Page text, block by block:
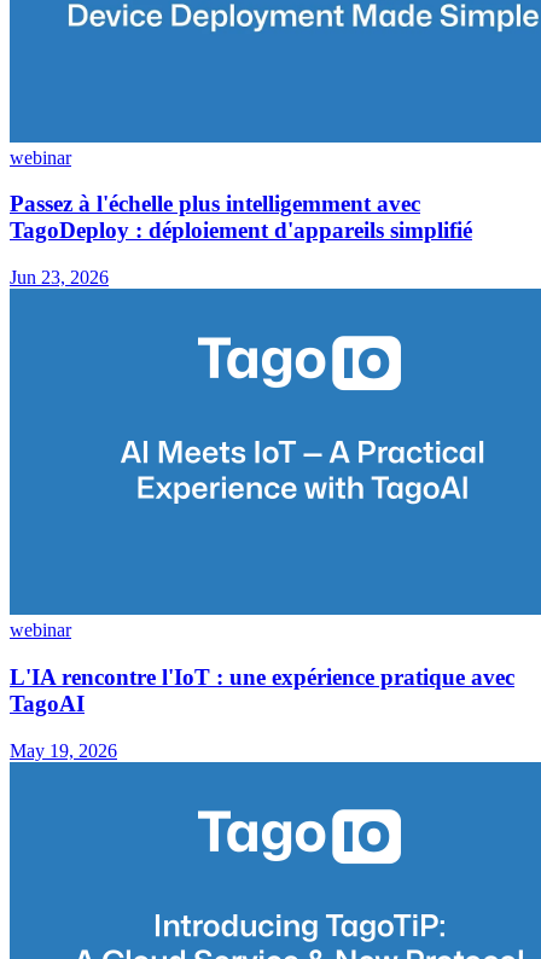
webinar
Passez à l'échelle plus intelligemment avec
TagoDeploy : déploiement d'appareils simplifié
Jun 23, 2026
webinar
L'IA rencontre l'IoT : une expérience pratique avec
TagoAI
May 19, 2026